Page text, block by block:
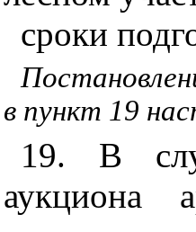
сроки
в пункт 19
19. В
аукциона